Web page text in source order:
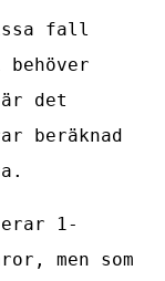
fall
det
beräknad
1-
men som